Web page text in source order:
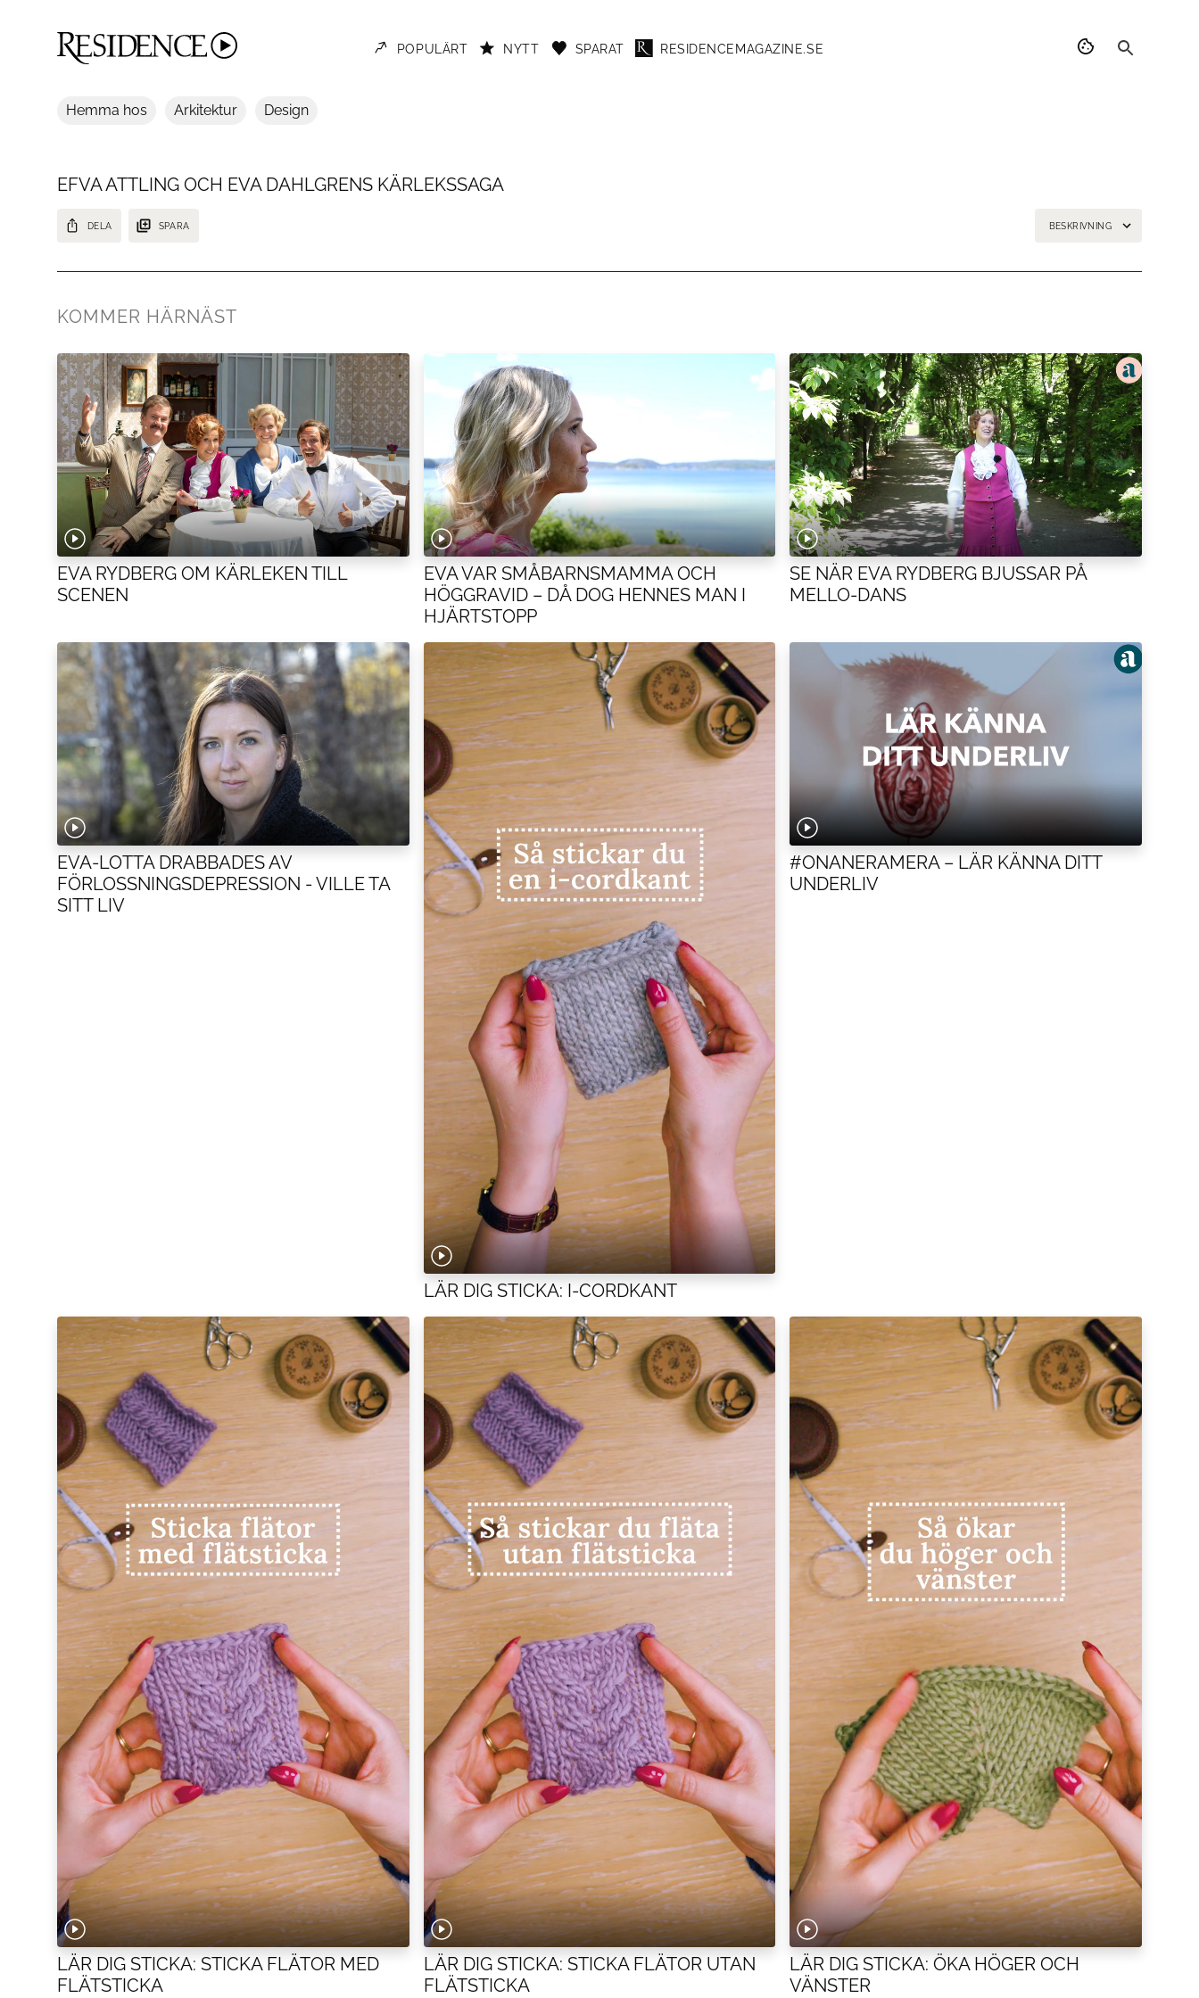
POPULÄRT NYTT SPARAT RESIDENCEMAGAZINE.SE
Hemma hos Arkitektur Design
EFVA ATTLING OCH EVA DAHLGRENS KÄRLEKSSAGA
DELA SPARA BESKRIVNING
KOMMER HÄRNÄST
EVA RYDBERG OM KÄRLEKEN TILL
SCENEN
EVA VAR SMÅBARNSMAMMA OCH
HÖGGRAVID – DÅ DOG HENNES MAN I
HJÄRTSTOPP
SE NÄR EVA RYDBERG BJUSSAR PÅ
MELLO-DANS
EVA-LOTTA DRABBADES AV
FÖRLOSSNINGSDEPRESSION - VILLE TA
SITT LIV
LÄR DIG STICKA: I-CORDKANT
#ONANERAMERA – LÄR KÄNNA DITT
UNDERLIV
LÄR DIG STICKA: STICKA FLÄTOR MED
FLÄTSTICKA
LÄR DIG STICKA: STICKA FLÄTOR UTAN
FLÄTSTICKA
LÄR DIG STICKA: ÖKA HÖGER OCH
VÄNSTER